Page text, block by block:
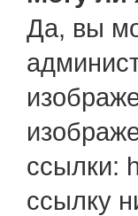
Да, вы
ссылки:
ссылку